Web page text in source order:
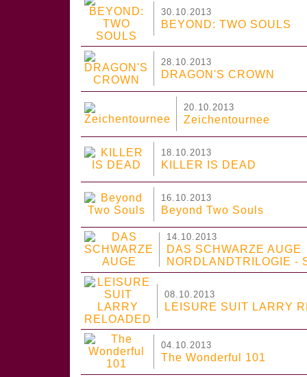
30.10.2013
BEYOND: TWO SOULS
28.10.2013
DRAGON'S CROWN
20.10.2013
Zeichentournee
18.10.2013
KILLER IS DEAD
16.10.2013
Beyond Two Souls
14.10.2013
DAS SCHWARZE AUGE
NORDLANDTRILOGIE -
08.10.2013
LEISURE SUIT LARRY
04.10.2013
The Wonderful 101